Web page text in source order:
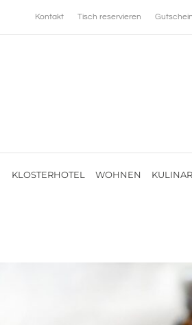
Kontakt Tisch reservieren
KLOSTERHOTEL WOHNEN